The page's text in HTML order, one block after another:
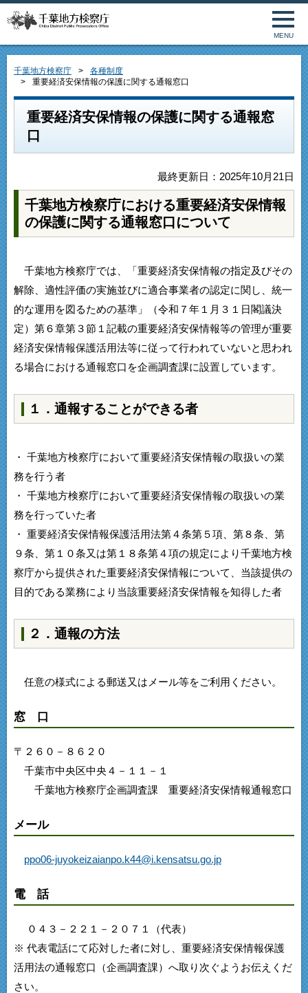
MENU
千葉地方検察庁
各種制度
重要経済安保情報の保護に関する通報窓口
重要経済安保情報の保護に関する通報窓
口
最終更新日：2025年10月21日
千葉地方検察庁における重要経済安保情報
の保護に関する通報窓口について
千葉地方検察庁では、「重要経済安保情報の指定及びその
解除、適性評価の実施並びに適合事業者の認定に関し、統一
的な運用を図るための基準」（令和７年１月３１日閣議決
定）第６章第３節１記載の重要経済安保情報等の管理が重要
経済安保情報保護活用法等に従って行われていないと思われ
る場合における通報窓口を企画調査課に設置しています。
１．通報することができる者
・ 千葉地方検察庁において重要経済安保情報の取扱いの業
務を行う者
・ 千葉地方検察庁において重要経済安保情報の取扱いの業
務を行っていた者
・ 重要経済安保情報保護活用法第４条第５項、第８条、第
９条、第１０条又は第１８条第４項の規定により千葉地方検
察庁から提供された重要経済安保情報について、当該提供の
目的である業務により当該重要経済安保情報を知得した者
２．通報の方法
任意の様式による郵送又はメール等をご利用ください。
窓 口
〒２６０－８６２０
千葉市中央区中央４－１１－１
千葉地方検察庁企画調査課 重要経済安保情報通報窓口
メール
ppo06-juyokeizaianpo.k44@i.kensatsu.go.jp
電 話
０４３－２２１－２０７１（代表）
※ 代表電話にて応対した者に対し、重要経済安保情報保護
活用法の通報窓口（企画調査課）へ取り次ぐようお伝えくだ
さい。